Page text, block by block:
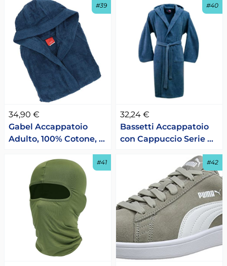
#39
34,90 €
Gabel Accappatoio
Adulto, 100% Cotone, …
#40
32,24 €
Bassetti Accappatoio
con Cappuccio Serie …
#41 #42